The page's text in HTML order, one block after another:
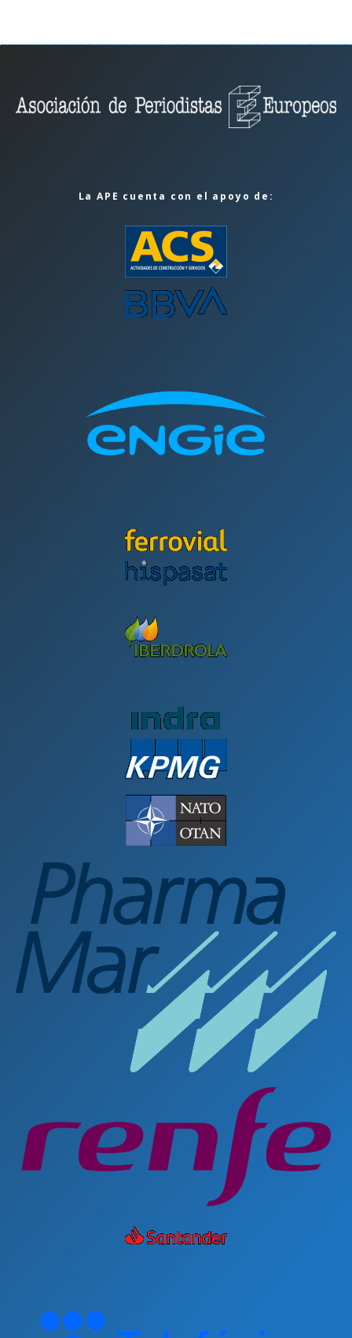
La APE cuenta con el apoyo de: